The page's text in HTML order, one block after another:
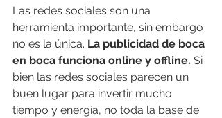
Las redes sociales son una
herramienta importante, sin embargo
no es la única. La publicidad de boca
en boca funciona online y offline. Si
bien las redes sociales parecen un
buen lugar para invertir mucho
tiempo y energía, no toda la base de